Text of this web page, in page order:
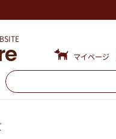
マイページ